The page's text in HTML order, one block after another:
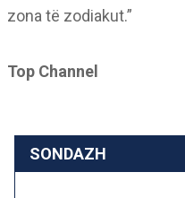
zona të zodiakut.”
Top Channel
SONDAZH